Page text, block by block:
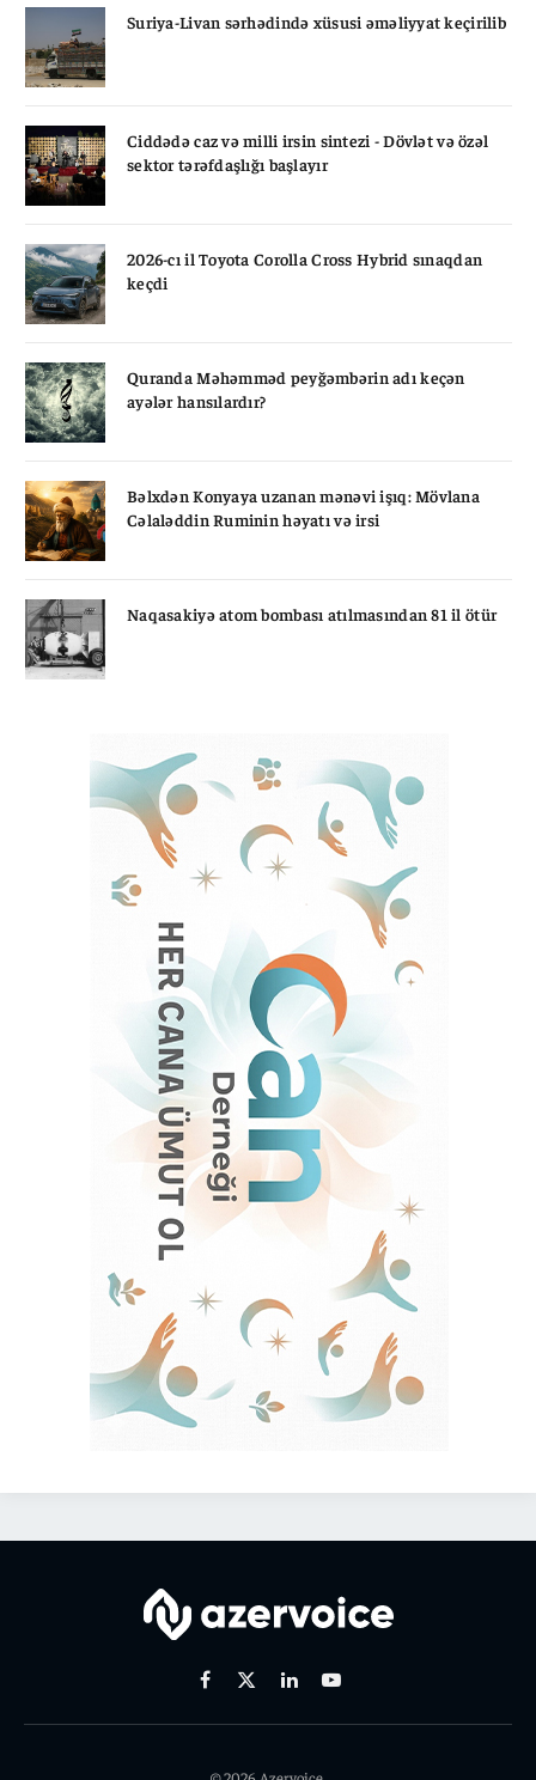
Suriya-Livan sərhədində xüsusi əməliyyat keçirilib
Ciddədə caz və milli irsin sintezi - Dövlət və özəl
sektor tərəfdaşlığı başlayır
2026-cı il Toyota Corolla Cross Hybrid sınaqdan
keçdi
Quranda Məhəmməd peyğəmbərin adı keçən
ayələr hansılardır?
Bəlxdən Konyaya uzanan mənəvi işıq: Mövlana
Cəlaləddin Ruminin həyatı və irsi
Naqasakiyə atom bombası atılmasından 81 il ötür
Facebook
X
LinkedinYoutube